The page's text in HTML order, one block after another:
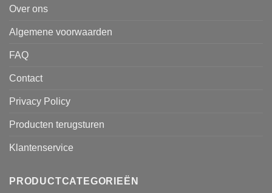
Over ons
Algemene voorwaarden
FAQ
Contact
Privacy Policy
Producten terugsturen
Klantenservice
PRODUCTCATEGORIEËN